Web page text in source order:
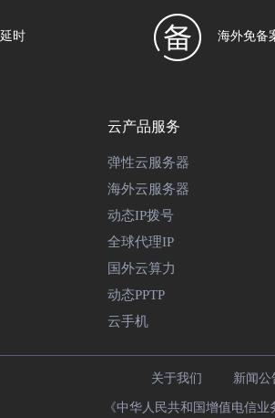
时 海外免备
云产品服务
弹性云服务器
海外云服务器
动态IP拨号
全球代理IP
国外云算力
动态PPTP
云手机
关于我们 新闻公
《中华人民共和国增值电信